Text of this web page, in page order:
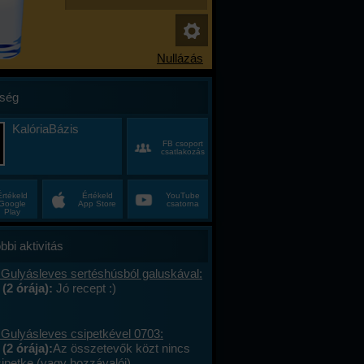
KalóriaBázis
FB csoport
csatlakozás
Play
Értékeld
App Store
YouTube
csatorna
aktivitás
sertéshúsból galuskával:
órája): Jó recept :)
csipetkével 0703:
órája):Az összetevők közt nincs